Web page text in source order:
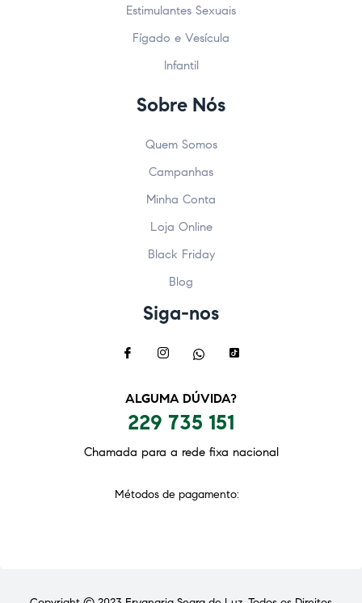
Estimulantes Sexuais
Fígado e Vesícula
Infantil
Sobre Nós
Quem Somos
Campanhas
Minha Conta
Loja Online
Black Friday
Blog
Siga-nos
ALGUMA DÚVIDA?
229 735 151
Chamada para a rede fixa nacional
Métodos de pagamento: